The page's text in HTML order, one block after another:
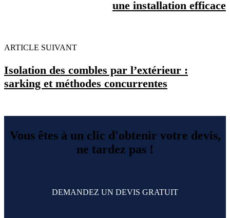
une installation efficace
ARTICLE SUIVANT
Isolation des combles par l’extérieur :
sarking et méthodes concurrentes
Vous êtes à un clic d'obtenir votre devis,
ne tardez pas !
DEMANDEZ UN DEVIS GRATUIT